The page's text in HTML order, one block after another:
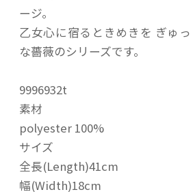
ージ。
乙女心に宿るときめきを ぎゅ
な薔薇のシリーズです。
9996932t
素材
polyester 100%
サイズ
全長(Length)41cm
幅(Width)18cm